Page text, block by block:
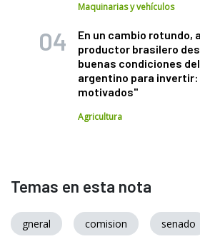
Maquinarias y vehículos
En un cambio rotundo,
productor brasilero
buenas condiciones
argentino para invertir:
motivados"
Agricultura
Temas en esta nota
gneral comision senado